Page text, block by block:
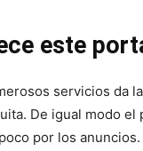
este
servicios da
De igual modo
por los